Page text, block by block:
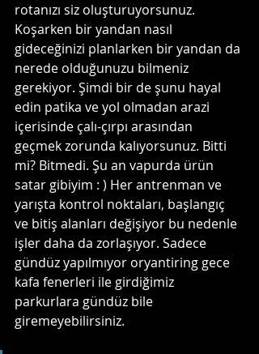
rotanızı siz oluşturuyorsunuz.
Koşarken bir yandan nasıl
gideceğinizi planlarken bir yandan da
nerede olduğunuzu bilmeniz
gerekiyor. Şimdi bir de şunu hayal
edin patika ve yol olmadan arazi
içerisinde çalı-çırpı arasından
geçmek zorunda kalıyorsunuz. Bitti
mi? Bitmedi. Şu an vapurda ürün
satar gibiyim : ) Her antrenman ve
yarışta kontrol noktaları, başlangıç
ve bitiş alanları değişiyor bu nedenle
işler daha da zorlaşıyor. Sadece
gündüz yapılmıyor oryantiring gece
kafa fenerleri ile girdiğimiz
parkurlara gündüz bile
giremeyebilirsiniz.